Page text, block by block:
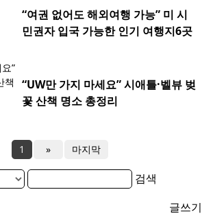
“여권 없어도 해외여행 가능” 미 시
민권자 입국 가능한 인기 여행지6곳
“UW만 가지 마세요” 시애틀·벨뷰 벚
꽃 산책 명소 총정리
1 » 마지막
검색
글쓰기